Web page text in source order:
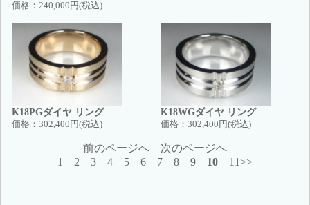
価格： 240,000円(税込)
K18PGダイヤ リング
価格： 302,400円(税込)
K18WGダイヤ リング
価格： 302,400円(税込)
前のページへ
次のページへ
1
2 3 4 5 6 7 8 9 10 11>>